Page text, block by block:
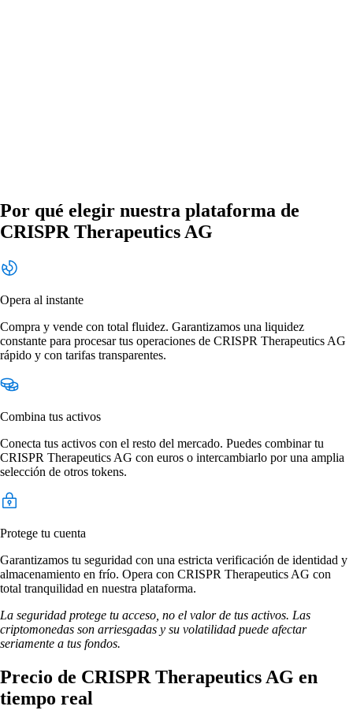
Por qué elegir nuestra plataforma de
CRISPR Therapeutics AG
Opera al instante
Compra y vende con total fluidez. Garantizamos una liquidez
constante para procesar tus operaciones de CRISPR Therapeutics AG
rápido y con tarifas transparentes.
Combina tus activos
Conecta tus activos con el resto del mercado. Puedes combinar tu
CRISPR Therapeutics AG con euros o intercambiarlo por una amplia
selección de otros tokens.
Protege tu cuenta
Garantizamos tu seguridad con una estricta verificación de identidad y
almacenamiento en frío. Opera con CRISPR Therapeutics AG con
total tranquilidad en nuestra plataforma.
La seguridad protege tu acceso, no el valor de tus activos. Las
criptomonedas son arriesgadas y su volatilidad puede afectar
seriamente a tus fondos.
Precio de CRISPR Therapeutics AG en
tiempo real